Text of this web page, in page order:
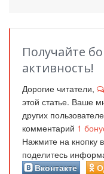
Получайте
активность!
Дорогие читатели,
этой статье. Ваше
других
комментарий 1
Нажмите на кнопку
поделитесь
Вконтакте